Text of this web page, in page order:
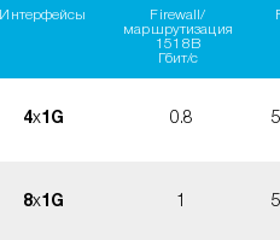
Интерфейсы
Firewall/
маршрутизация
1518B
Гбит/с
4x1G 0.8
8x1G 1